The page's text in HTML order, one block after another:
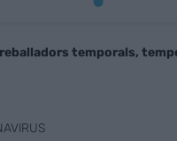
temporals,